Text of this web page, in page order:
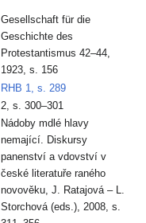
Gesellschaft für die
Geschichte des
Protestantismus 42–44,
1923, s. 156
RHB 1, s. 289
2, s. 300–301
Nádoby mdlé hlavy
nemající. Diskursy
panenství a vdovství v
české literatuře raného
novověku, J. Ratajová – L.
Storchová (eds.), 2008, s.